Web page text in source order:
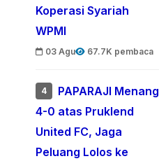
Koperasi Syariah
WPMI
03 Agu 67.7K pembaca
4
PAPARAJI Menang
4-0 atas Pruklend
United FC, Jaga
Peluang Lolos ke